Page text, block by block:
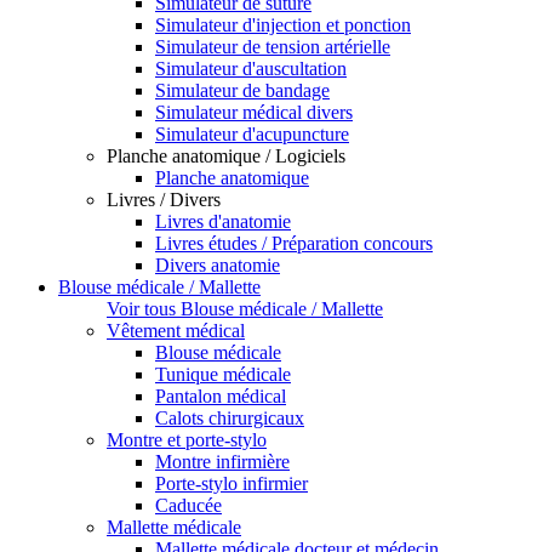
Simulateur d'injection et ponction
Simulateur de tension artérielle
Simulateur d'auscultation
Simulateur de bandage
Simulateur médical divers
Simulateur d'acupuncture
Planche anatomique / Logiciels
Planche anatomique
Livres / Divers
Livres d'anatomie
Livres études / Préparation concours
Divers anatomie
Blouse médicale / Mallette
Voir tous Blouse médicale / Mallette
Vêtement médical
Blouse médicale
Tunique médicale
Pantalon médical
Calots chirurgicaux
Montre et porte-stylo
Montre infirmière
Porte-stylo infirmier
Caducée
Mallette médicale